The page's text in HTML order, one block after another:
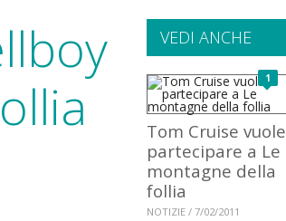
VEDI ANCHE
1
Tom Cruise vuole
partecipare a Le
montagne della
follia
NOTIZIE / 7/02/2011